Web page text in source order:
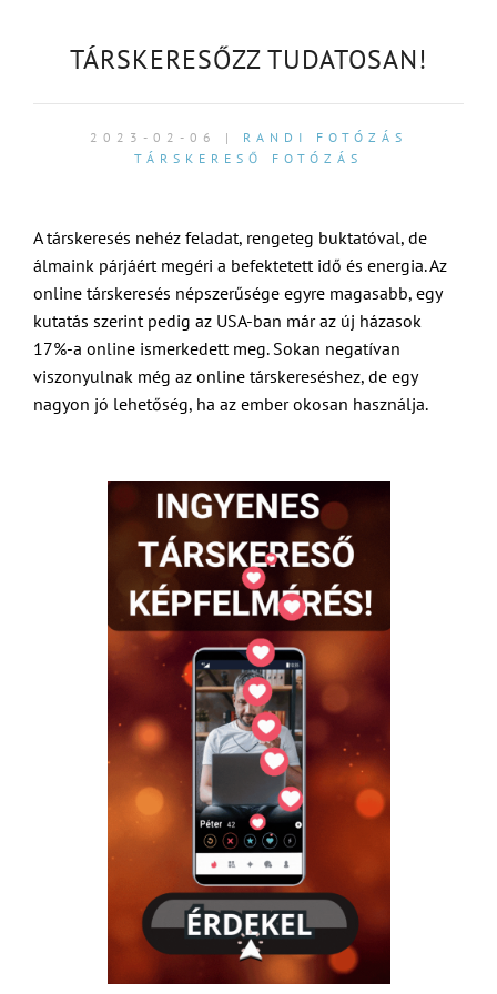
TÁRSKERESŐZZ TUDATOSAN!
2023-02-06 | RANDI FOTÓZÁS
TÁRSKERESŐ FOTÓZÁS
A társkeresés nehéz feladat, rengeteg buktatóval, de
álmaink párjáért megéri a befektetett idő és energia. Az
online társkeresés népszerűsége egyre magasabb, egy
kutatás szerint pedig az USA-ban már az új házasok
17%-a online ismerkedett meg. Sokan negatívan
viszonyulnak még az online társkereséshez, de egy
nagyon jó lehetőség, ha az ember okosan használja.